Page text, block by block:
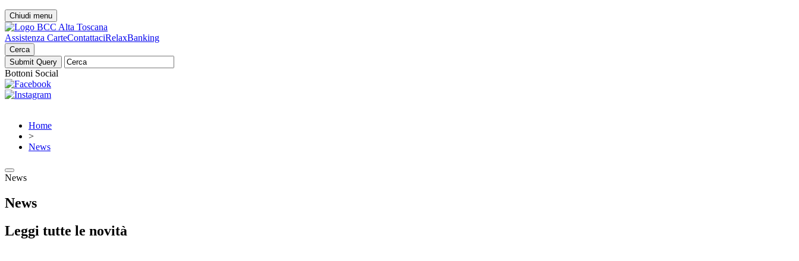
Chiudi menu
Assistenza CarteContattaciRelaxBanking
Cerca
Bottoni Social
Home
>
News
News
News
Leggi tutte le novità